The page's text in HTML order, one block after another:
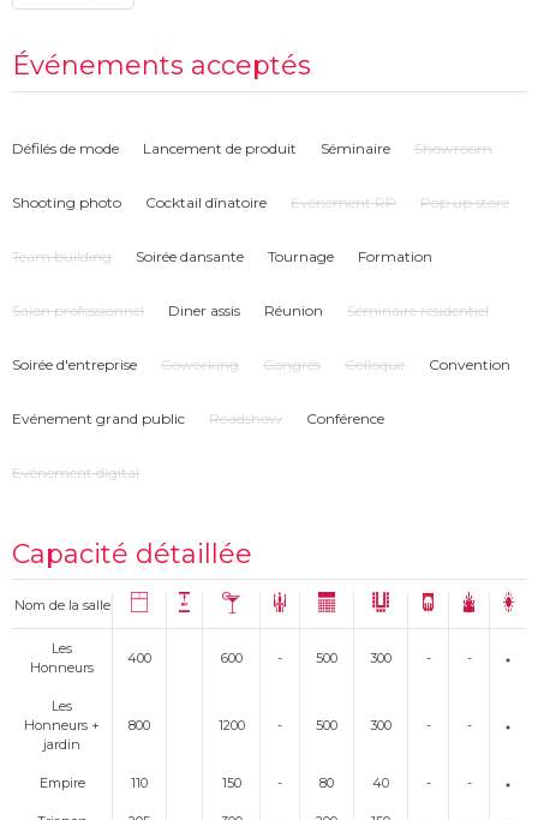
la promesse d’une gastronomie raffinée et exclusive pour vos déjeuners ou
Événements acceptés
Défilés de mode Lancement de produit Séminaire Showroom
Shooting photo Cocktail dînatoire Evénement RP Pop up store
Team building Soirée dansante Tournage Formation
Salon professionnel Diner assis Réunion Séminaire résidentiel
Soirée d'entreprise Coworking Congrés Colloque Convention
Evénement grand public Roadshow Conférence
Evènement digital
Capacité détaillée
Nom de la salle
Les
Honneurs
400 600 - 500 300 - -
Les
Honneurs +
jardin
800 1200 - 500 300 - -
Empire 110 150 - 80 40 - -